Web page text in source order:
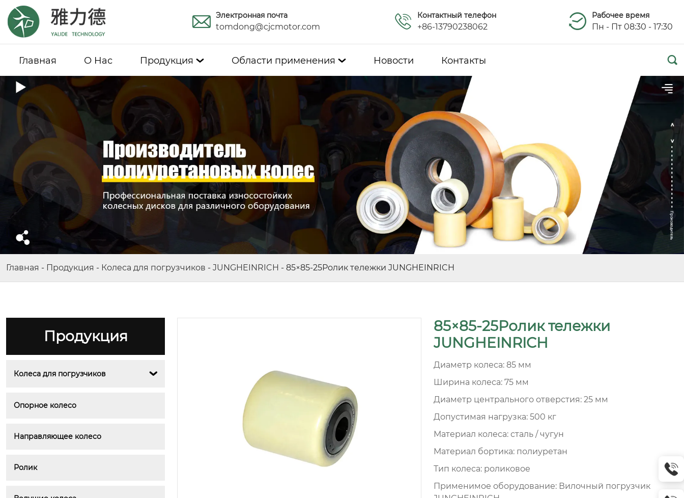
Электронная почта
tomdong@cjcmotor.com
Контактный телефон
+86-13790238062
Рабочее время
Пн - Пт 08:30 - 17:30
Главная О Hас Продукция  Области применения  Новости Контакты 
Главная - Продукция - Колеса для погрузчиков - JUNGHEINRICH - 85×85-25Ролик тележки JUNGHEINRICH
Продукция
Колеса для погрузчиков 
Опорное колесо
Направляющее колесо
Ролик
85×85-25Ролик тележки
JUNGHEINRICH
Диаметр колеса: 85 мм
Ширина колеса: 75 мм
Диаметр центрального отверстия: 25 мм
Допустимая нагрузка: 500 кг
Материал колеса: сталь / чугун
Материал бортика: полиуретан
Тип колеса: роликовое
Применимое оборудование: Вилочный погрузчик